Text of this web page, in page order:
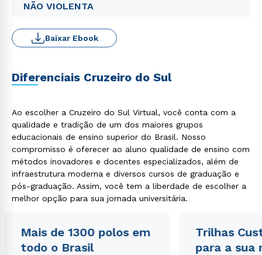
NÃO VIOLENTA
Baixar Ebook
Diferenciais Cruzeiro do Sul
Ao escolher a Cruzeiro do Sul Virtual, você conta com a
qualidade e tradição de um dos maiores grupos
educacionais de ensino superior do Brasil. Nosso
compromisso é oferecer ao aluno qualidade de ensino com
métodos inovadores e docentes especializados, além de
infraestrutura moderna e diversos cursos de graduação e
pós-graduação. Assim, você tem a liberdade de escolher a
melhor opção para sua jornada universitária.
Mais de 1300 polos em
todo o Brasil
Trilhas
para a sua